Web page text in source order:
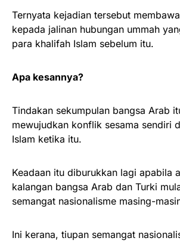
Ternyata kejadian tersebut
kepada jalinan hubungan ummah
para khalifah Islam sebelum itu.
Apa kesannya?
Tindakan sekumpulan bangsa Arab
mewujudkan konflik sesama sendiri
Islam ketika itu.
Keadaan itu diburukkan lagi apabila
kalangan bangsa Arab dan Turki
semangat nasionalisme masing-
Ini kerana, tiupan semangat